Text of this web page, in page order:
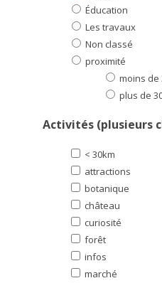
Éducation
Les travaux
Non classé
proximité
moins de
plus de
Activités (plusieurs
< 30km
attractions
botanique
château
curiosité
forêt
infos
marché